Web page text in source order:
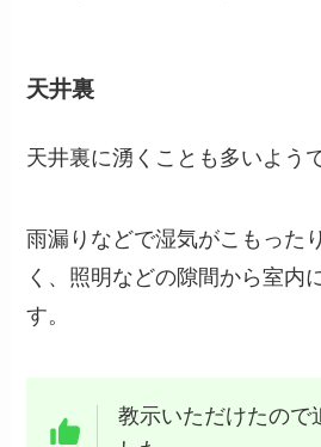
天井裏
天井裏に湧くことも多いよう
雨漏りなどで湿気がこもった
く、照明などの隙間から室内
す。
教示いただけたので